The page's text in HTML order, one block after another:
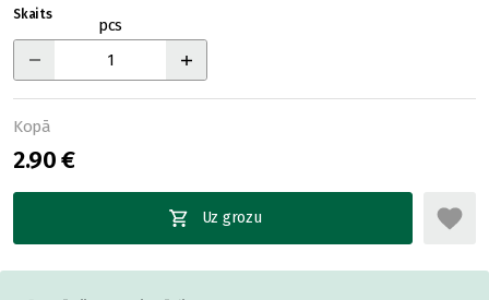
Skaits
pcs
Kopā
2.90 €
Uz grozu